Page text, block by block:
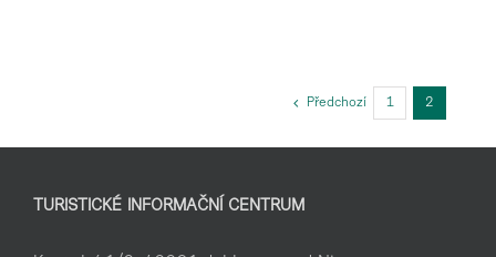
Předchozí 1 2
TURISTICKÉ INFORMAČNÍ CENTRUM